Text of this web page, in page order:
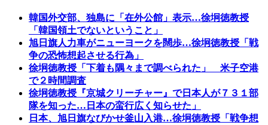
韓国外交部、独島に「在外公館」表示…徐坰徳教授
「韓国領土でないということ」
旭日旗人力車がニューヨークを闊歩…徐坰徳教授「戦
争の恐怖想起させる行為」
徐坰徳教授「下着も隅々まで調べられた」 米子空港
で２時間調査
徐坰徳教授『京城クリーチャー』で日本人が７３１部
隊を知った…日本の蛮行広く知らせた」
日本、旭日旗なびかせ釜山入港…徐坰徳教授「戦争想